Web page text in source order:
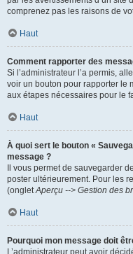
comprenez pas les raisons de
Haut
Comment rapporter des
Si l’administrateur l’a permis,
voir un bouton pour rapporter le
aux étapes nécessaires pour le
Haut
À quoi sert le bouton «
message ?
Il vous permet de sauvegarder
poster ultérieurement. Pour les
(ongletAperçu --> Gestion des
Haut
Pourquoi mon message doit
L’administrateur peut avoir